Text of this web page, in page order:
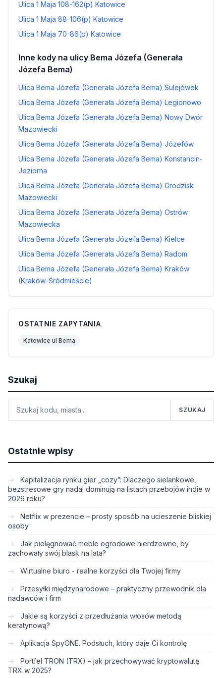
Ulica 1 Maja 108-162(p) Katowice
Ulica 1 Maja 88-106(p) Katowice
Ulica 1 Maja 70-86(p) Katowice
Inne kody na ulicy Bema Józefa (Generała
Józefa Bema)
Ulica Bema Józefa (Generała Józefa Bema) Sulejówek
Ulica Bema Józefa (Generała Józefa Bema) Legionowo
Ulica Bema Józefa (Generała Józefa Bema) Nowy Dwór
Mazowiecki
Ulica Bema Józefa (Generała Józefa Bema) Józefów
Ulica Bema Józefa (Generała Józefa Bema) Konstancin-
Jeziorna
Ulica Bema Józefa (Generała Józefa Bema) Grodzisk
Mazowiecki
Ulica Bema Józefa (Generała Józefa Bema) Ostrów
Mazowiecka
Ulica Bema Józefa (Generała Józefa Bema) Kielce
Ulica Bema Józefa (Generała Józefa Bema) Radom
Ulica Bema Józefa (Generała Józefa Bema) Kraków
(Kraków-Śródmieście)
OSTATNIE ZAPYTANIA
Katowice ul Bema
Szukaj
SZUKAJ
Ostatnie wpisy
Kapitalizacja rynku gier „cozy”: Dlaczego sielankowe,
bezstresowe gry nadal dominują na listach przebojów indie w
2026 roku?
Netflix w prezencie – prosty sposób na ucieszenie bliskiej
osoby
Jak pielęgnować meble ogrodowe nierdzewne, by
zachowały swój blask na lata?
Wirtualne biuro - realne korzyści dla Twojej firmy
Przesyłki międzynarodowe – praktyczny przewodnik dla
nadawców i firm
Jakie są korzyści z przedłużania włosów metodą
keratynową?
Aplikacja SpyONE. Podsłuch, który daje Ci kontrolę
Portfel TRON (TRX) – jak przechowywać kryptowalutę
TRX w 2025?